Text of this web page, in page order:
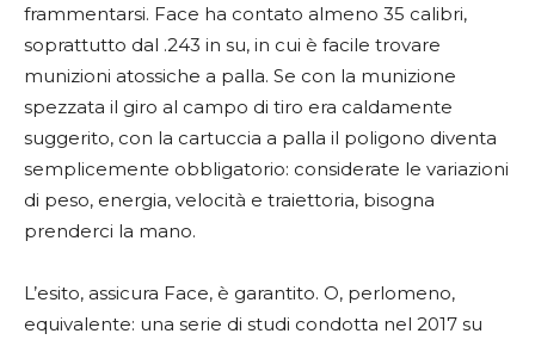
frammentarsi. Face ha contato almeno 35 calibri,
soprattutto dal .243 in su, in cui è facile trovare
munizioni atossiche a palla. Se con la munizione
spezzata il giro al campo di tiro era caldamente
suggerito, con la cartuccia a palla il poligono diventa
semplicemente obbligatorio: considerate le variazioni
di peso, energia, velocità e traiettoria, bisogna
prenderci la mano.
L’esito, assicura Face, è garantito. O, perlomeno,
equivalente: una serie di studi condotta nel 2017 su